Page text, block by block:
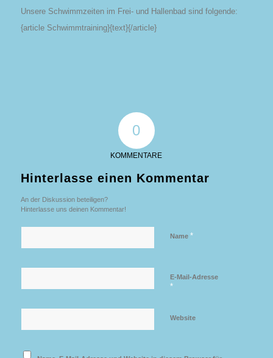
Unsere Schwimmzeiten im Frei- und Hallenbad sind folgende:
{article Schwimmtraining}{text}{/article}
0
KOMMENTARE
Hinterlasse einen Kommentar
An der Diskussion beteiligen?
Hinterlasse uns deinen Kommentar!
Name *
E-Mail-Adresse
*
Website